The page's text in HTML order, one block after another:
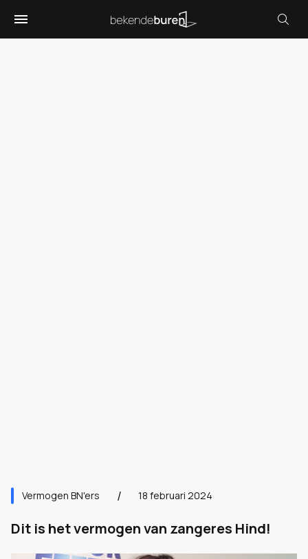
Vermogen BN'ers 18 februari 2024
Dit is het vermogen van zangeres Hind!